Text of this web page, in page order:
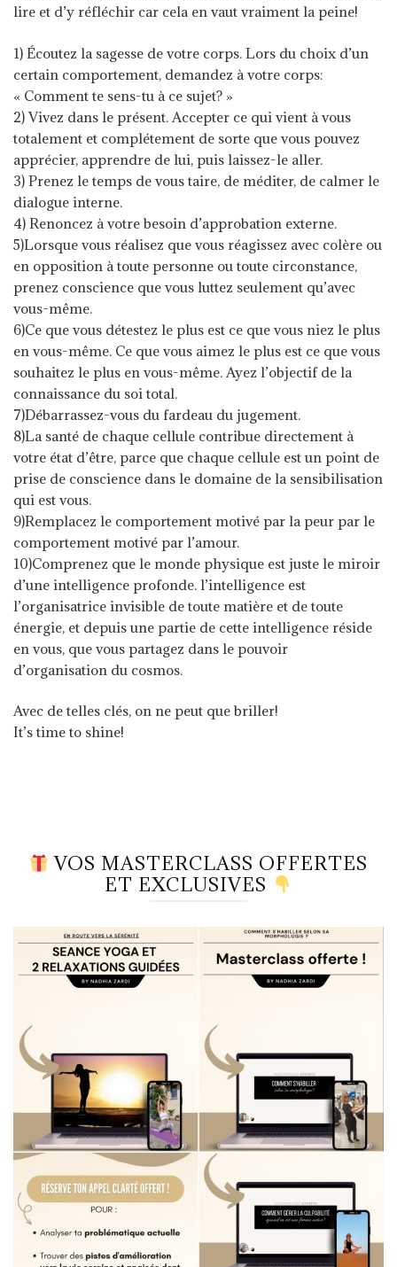
lire et d’y réfléchir car cela en vaut vraiment la peine!
1) Écoutez la sagesse de votre corps. Lors du choix d’un
certain comportement, demandez à votre corps:
« Comment te sens-tu à ce sujet? »
2) Vivez dans le présent. Accepter ce qui vient à vous
totalement et complétement de sorte que vous pouvez
apprécier, apprendre de lui, puis laissez-le aller.
3) Prenez le temps de vous taire, de méditer, de calmer le
dialogue interne.
4) Renoncez à votre besoin d’approbation externe.
5)Lorsque vous réalisez que vous réagissez avec colère ou
en opposition à toute personne ou toute circonstance,
prenez conscience que vous luttez seulement qu’avec
vous-même.
6)Ce que vous détestez le plus est ce que vous niez le plus
en vous-même. Ce que vous aimez le plus est ce que vous
souhaitez le plus en vous-même. Ayez l’objectif de la
connaissance du soi total.
7)Débarrassez-vous du fardeau du jugement.
8)La santé de chaque cellule contribue directement à
votre état d’être, parce que chaque cellule est un point de
prise de conscience dans le domaine de la sensibilisation
qui est vous.
9)Remplacez le comportement motivé par la peur par le
comportement motivé par l’amour.
10)Comprenez que le monde physique est juste le miroir
d’une intelligence profonde. l’intelligence est
l’organisatrice invisible de toute matière et de toute
énergie, et depuis une partie de cette intelligence réside
en vous, que vous partagez dans le pouvoir
d’organisation du cosmos.
Avec de telles clés, on ne peut que briller!
It’s time to shine!
VOS MASTERCLASS OFFERTES
ET EXCLUSIVES